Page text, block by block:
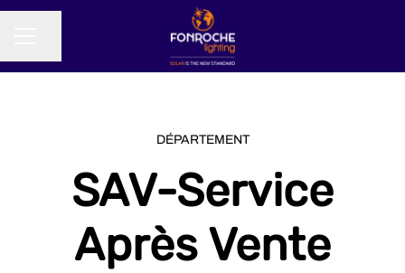
DÉPARTEMENT
SAV-Service
Après Vente